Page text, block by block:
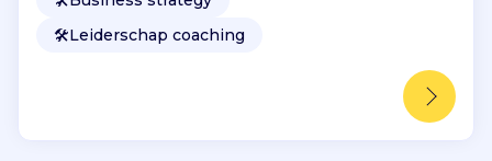
🛠️Leiderschap coaching